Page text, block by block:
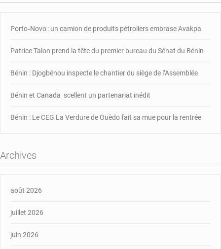
Porto‑Novo : un camion de produits pétroliers embrase Avakpa
Patrice Talon prend la tête du premier bureau du Sénat du Bénin
Bénin : Djogbénou inspecte le chantier du siège de l’Assemblée
Bénin et Canada scellent un partenariat inédit
Bénin : Le CEG La Verdure de Ouèdo fait sa mue pour la rentrée
Archives
août 2026
juillet 2026
juin 2026